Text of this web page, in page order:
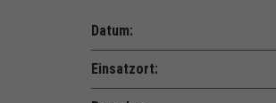
Datum:
Einsatzort: